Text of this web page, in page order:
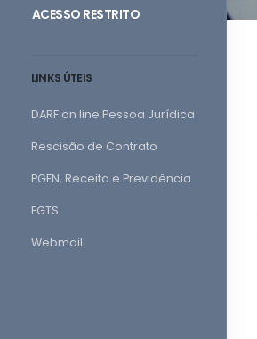
ACESSO RESTRITO
LINKS ÚTEIS
DARF on line Pessoa Jurídica
Rescisão de Contrato
PGFN, Receita e Previdência
FGTS
Webmail